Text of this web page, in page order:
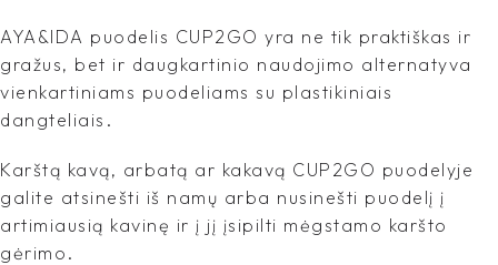
AYA&IDA puodelis CUP2GO yra ne tik praktiškas ir
gražus, bet ir daugkartinio naudojimo alternatyva
vienkartiniams puodeliams su plastikiniais
dangteliais.
Karštą kavą, arbatą ar kakavą CUP2GO puodelyje
galite atsinešti iš namų arba nusinešti puodelį į
artimiausią kavinę ir į jį įsipilti mėgstamo karšto
gėrimo.